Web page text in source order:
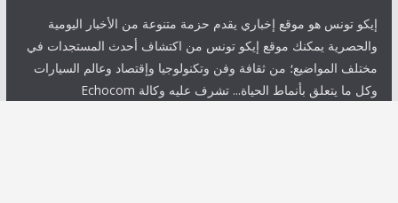
إيكو تونس هو موقع إخباري يقدم حزمة متنوعة من الأخبار اليومية
والحصرية يمكنك موقع إيكو تونس من اكتشاف أحدث المستجدات في
مختلف المواضيع؛ من ثقافة وفن وتكنولوجيا وإقتصاد وعالم السيارات
وكل ما يتعلق بأنماط الحياة... تشرف عليه وكالة Echocom